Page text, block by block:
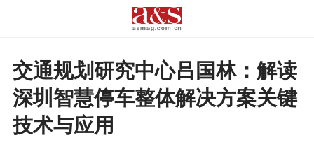
交通规划研究中心吕国林：解读
深圳智慧停车整体解决方案关键
技术与应用